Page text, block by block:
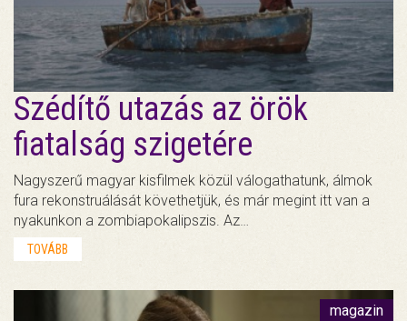
Szédítő utazás az örök
fiatalság szigetére
Nagyszerű magyar kisfilmek közül válogathatunk, álmok
fura rekonstruálását követhetjük, és már megint itt van a
nyakunkon a zombiapokalipszis. Az…
TOVÁBB
magazin